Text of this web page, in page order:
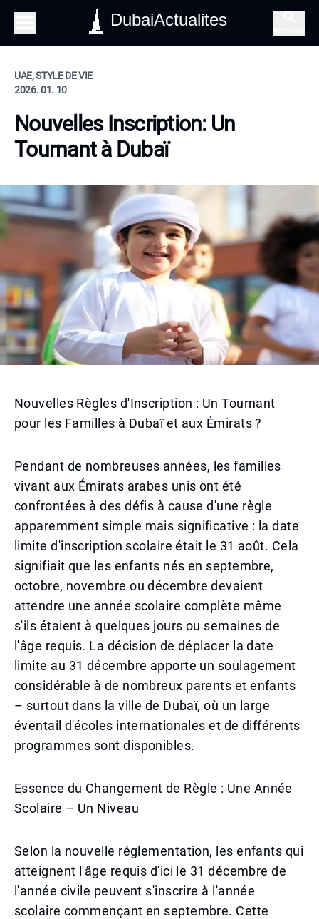
DubaiActualites
UAE, STYLE DE VIE
2026. 01. 10
Nouvelles Inscription: Un
Tournant à Dubaï
Nouvelles Règles d'Inscription : Un Tournant
pour les Familles à Dubaï et aux Émirats ?
Pendant de nombreuses années, les familles
vivant aux Émirats arabes unis ont été
confrontées à des défis à cause d'une règle
apparemment simple mais significative : la date
limite d'inscription scolaire était le 31 août. Cela
signifiait que les enfants nés en septembre,
octobre, novembre ou décembre devaient
attendre une année scolaire complète même
s'ils étaient à quelques jours ou semaines de
l'âge requis. La décision de déplacer la date
limite au 31 décembre apporte un soulagement
considérable à de nombreux parents et enfants
– surtout dans la ville de Dubaï, où un large
éventail d'écoles internationales et de différents
programmes sont disponibles.
Essence du Changement de Règle : Une Année
Scolaire – Un Niveau
Selon la nouvelle réglementation, les enfants qui
atteignent l'âge requis d'ici le 31 décembre de
l'année civile peuvent s'inscrire à l'année
scolaire commençant en septembre. Cette